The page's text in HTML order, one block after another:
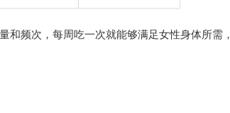
和频次，每周吃一次就能够满足女性身体所需，